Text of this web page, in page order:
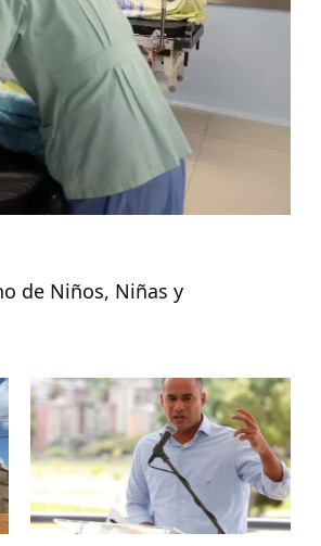
de Niños, Niñas y